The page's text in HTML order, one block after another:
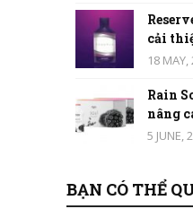
cải
18 MAY,
Rain
nâng
5 JUNE,
BẠN CÓ THỂ